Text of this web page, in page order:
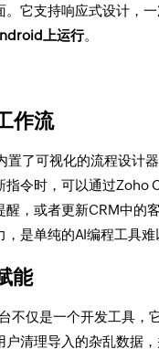
。它支持响应式设计，
上运行。
作流
置了可视化的流程设计
指令时，可以通过Zoho
醒，或者更新CRM中的
，是单纯的AI编程工具难
能
不仅是一个开发工具，
户清理导入的杂乱数据